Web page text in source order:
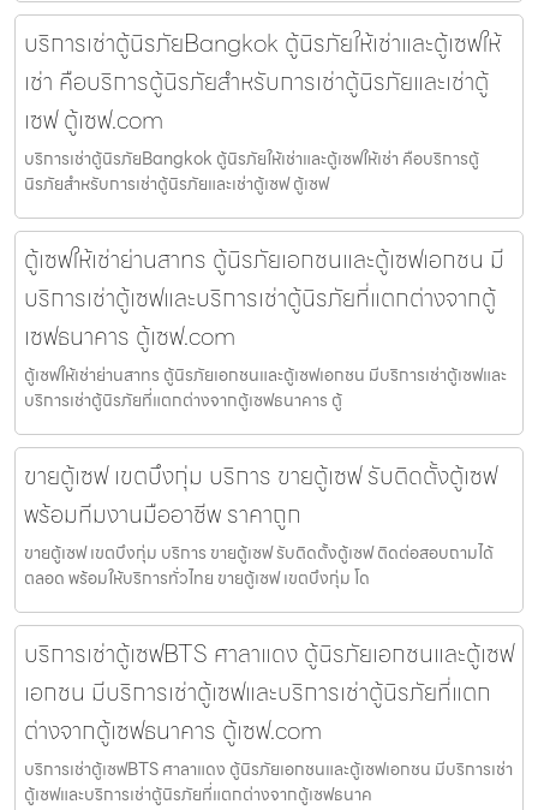
บริการเช่าตู้นิรภัยBangkok ตู้นิรภัยให้เช่าและตู้เซฟให้
เช่า คือบริการตู้นิรภัยสำหรับการเช่าตู้นิรภัยและเช่าตู้
เซฟ ตู้เซฟ.com
บริการเช่าตู้นิรภัยBangkok ตู้นิรภัยให้เช่าและตู้เซฟให้เช่า คือบริการตู้
นิรภัยสำหรับการเช่าตู้นิรภัยและเช่าตู้เซฟ ตู้เซฟ
ตู้เซฟให้เช่าย่านสาทร ตู้นิรภัยเอกชนและตู้เซฟเอกชน มี
บริการเช่าตู้เซฟและบริการเช่าตู้นิรภัยที่แตกต่างจากตู้
เซฟธนาคาร ตู้เซฟ.com
ตู้เซฟให้เช่าย่านสาทร ตู้นิรภัยเอกชนและตู้เซฟเอกชน มีบริการเช่าตู้เซฟและ
บริการเช่าตู้นิรภัยที่แตกต่างจากตู้เซฟธนาคาร ตู้
ขายตู้เซฟ เขตบึงกุ่ม บริการ ขายตู้เซฟ รับติดตั้งตู้เซฟ
พร้อมทีมงานมืออาชีพ ราคาถูก
ขายตู้เซฟ เขตบึงกุ่ม บริการ ขายตู้เซฟ รับติดตั้งตู้เซฟ ติดต่อสอบถามได้
ตลอด พร้อมให้บริการทั่วไทย ขายตู้เซฟ เขตบึงกุ่ม โด
บริการเช่าตู้เซฟBTS ศาลาแดง ตู้นิรภัยเอกชนและตู้เซฟ
เอกชน มีบริการเช่าตู้เซฟและบริการเช่าตู้นิรภัยที่แตก
ต่างจากตู้เซฟธนาคาร ตู้เซฟ.com
บริการเช่าตู้เซฟBTS ศาลาแดง ตู้นิรภัยเอกชนและตู้เซฟเอกชน มีบริการเช่า
ตู้เซฟและบริการเช่าตู้นิรภัยที่แตกต่างจากตู้เซฟธนาค